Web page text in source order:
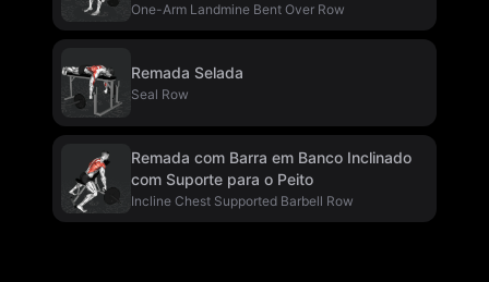
One-Arm Landmine Bent Over Row
Remada Selada
Seal Row
Remada com Barra em Banco Inclinado
com Suporte para o Peito
Incline Chest Supported Barbell Row